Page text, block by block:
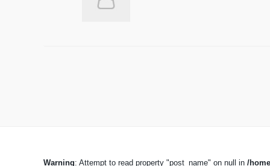
Warning: Attempt to read property "post_name" on null in /